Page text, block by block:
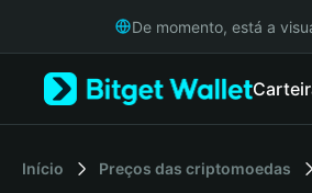
Русский
Italiano
De momento, está a
Início Preços das criptomoedas